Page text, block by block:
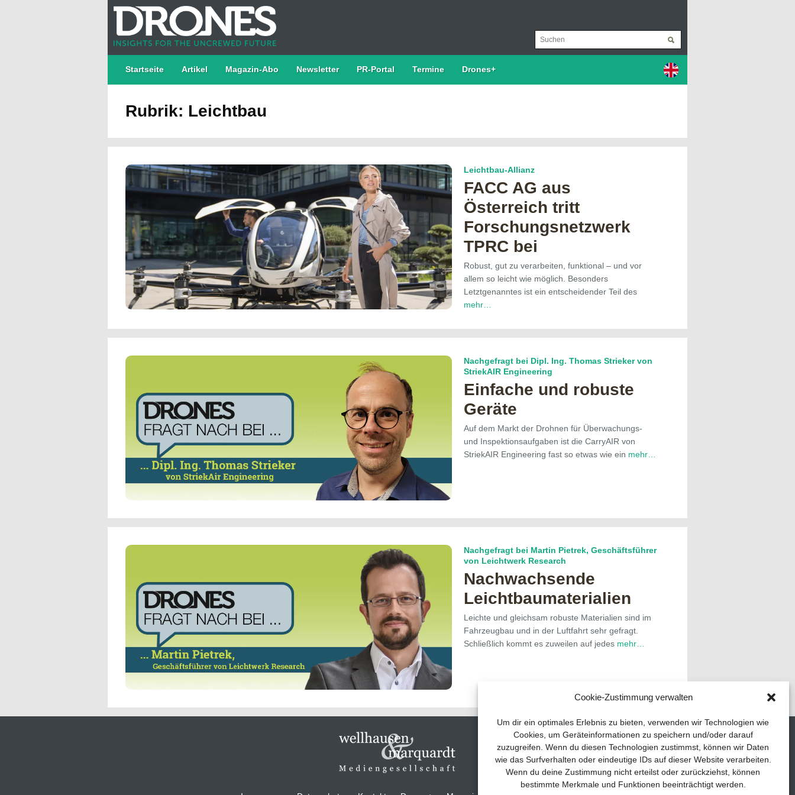
Cookie-Zustimmung verwalten
Um dir ein optimales Erlebnis zu bieten, verwenden wir Technologien wie
Cookies, um Geräteinformationen zu speichern und/oder darauf
zuzugreifen. Wenn du diesen Technologien zustimmst, können wir Daten
wie das Surfverhalten oder eindeutige IDs auf dieser Website verarbeiten.
Wenn du deine Zustimmung nicht erteilst oder zurückziehst, können
bestimmte Merkmale und Funktionen beeinträchtigt werden.
Startseite Artikel Magazin-Abo Newsletter PR-Portal Termine Drones+
Rubrik: Leichtbau
Leichtbau-Allianz
FACC AG aus
Österreich tritt
Forschungsnetzwerk
TPRC bei
Robust, gut zu verarbeiten, funktional – und vor
allem so leicht wie möglich. Besonders
Letztgenanntes ist ein entscheidender Teil des
mehr…
Nachgefragt bei Dipl. Ing. Thomas Strieker von
StriekAIR Engineering
Einfache und robuste
Geräte
Auf dem Markt der Drohnen für Überwachungs-
und Inspektionsaufgaben ist die CarryAIR von
StriekAIR Engineering fast so etwas wie ein mehr…
Nachgefragt bei Martin Pietrek, Geschäftsführer
von Leichtwerk Research
Nachwachsende
Leichtbaumaterialien
Leichte und gleichsam robuste Materialien sind im
Fahrzeugbau und in der Luftfahrt sehr gefragt.
Schließlich kommt es zuweilen auf jedes mehr…